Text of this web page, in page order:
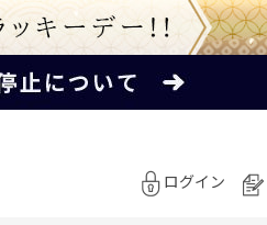
ログイン